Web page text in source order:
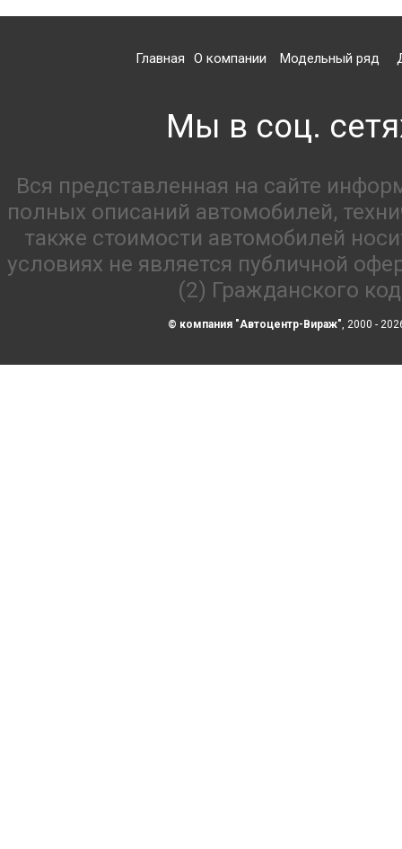
Главная О компании Модельный ряд
Мы в соц.
Вся представленная на сайте
полных описаний автомобилей,
также стоимости автомобилей
условиях не является публичной
(2) Гражданского
© компания "Автоцентр-Вираж", 2000 -